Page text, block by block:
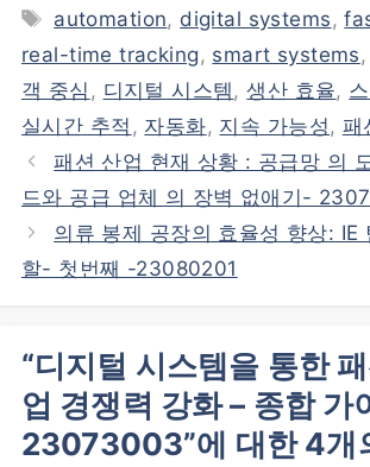
리
태
그
automation, digital systems ,
real-time tracking , smart systems ,
객 중심 , 디지털 시스템 ,생산 효율,
실시간 추적 , 자동화, 지속 가능성 , 패
패션 산업 현재 상황 : 공급망 의
드와 공급 업체 의 장벽 없애기-
의류 봉제 공장의 효율성 향상: IE
할- 첫번째 -23080201
“디지털 시스템을 통한
업 경쟁력 강화 – 종합 가
23073003”에 대한 4개